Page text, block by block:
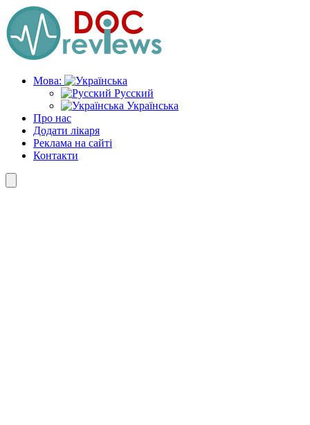
Skip
to
the
content
Мова:
Русский
Українська
Про нас
Додати лікаря
Реклама на сайті
Контакти